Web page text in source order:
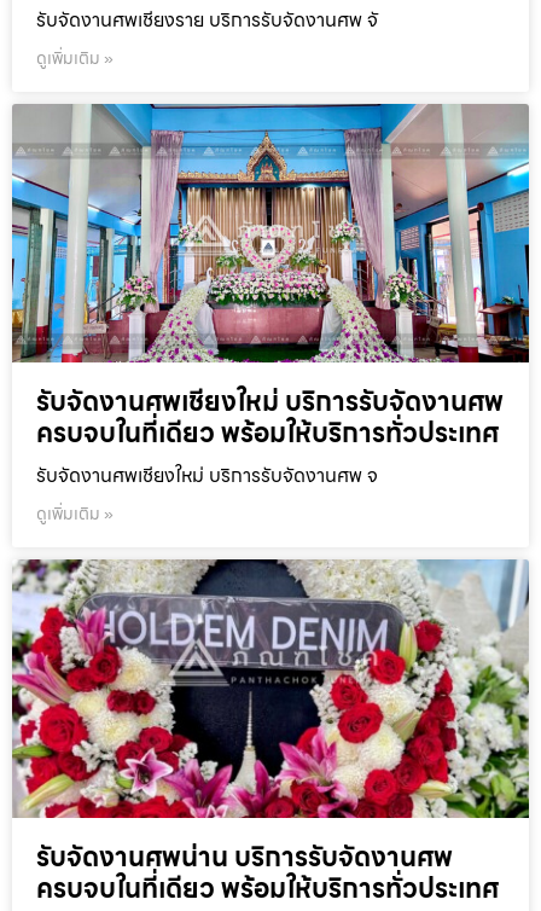
รับจัดงานศพเชียงราย บริการรับจัดงานศพ จั
ดูเพิ่มเติม »
รับจัดงานศพเชียงใหม่ บริการรับจัดงานศพ
ครบจบในที่เดียว พร้อมให้บริการทั่วประเทศ
รับจัดงานศพเชียงใหม่ บริการรับจัดงานศพ จ
ดูเพิ่มเติม »
รับจัดงานศพน่าน บริการรับจัดงานศพ
ครบจบในที่เดียว พร้อมให้บริการทั่วประเทศ